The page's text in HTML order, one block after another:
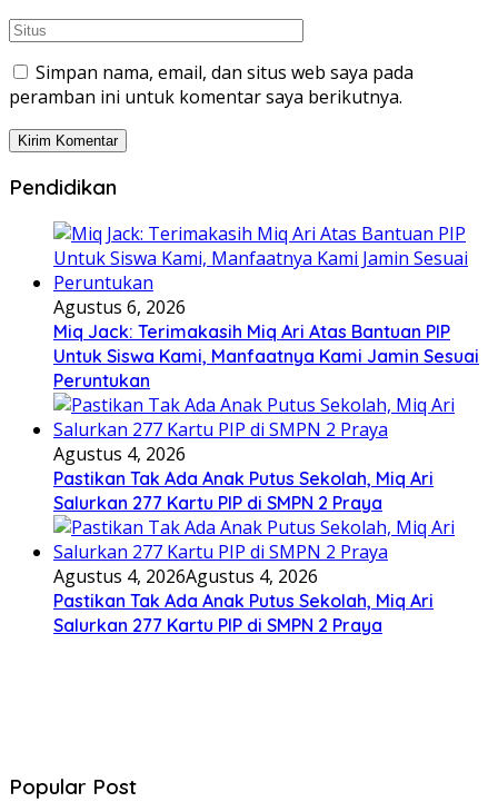
Simpan nama, email, dan situs web saya pada
peramban ini untuk komentar saya berikutnya.
Pendidikan
Agustus 6, 2026
Miq Jack: Terimakasih Miq Ari Atas Bantuan PIP
Untuk Siswa Kami, Manfaatnya Kami Jamin Sesuai
Peruntukan
Agustus 4, 2026
Pastikan Tak Ada Anak Putus Sekolah, Miq Ari
Salurkan 277 Kartu PIP di SMPN 2 Praya
Agustus 4, 2026Agustus 4, 2026
Pastikan Tak Ada Anak Putus Sekolah, Miq Ari
Salurkan 277 Kartu PIP di SMPN 2 Praya
Popular Post